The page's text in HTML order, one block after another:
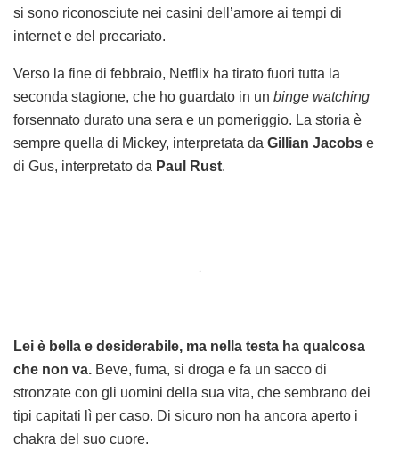
si sono riconosciute nei casini dell’amore ai tempi di
internet e del precariato.
Verso la fine di febbraio, Netflix ha tirato fuori tutta la
seconda stagione, che ho guardato in un binge watching
forsennato durato una sera e un pomeriggio. La storia è
sempre quella di Mickey, interpretata da Gillian Jacobs e
di Gus, interpretato da Paul Rust.
.
Lei è bella e desiderabile, ma nella testa ha qualcosa
che non va. Beve, fuma, si droga e fa un sacco di
stronzate con gli uomini della sua vita, che sembrano dei
tipi capitati lì per caso. Di sicuro non ha ancora aperto i
chakra del suo cuore.